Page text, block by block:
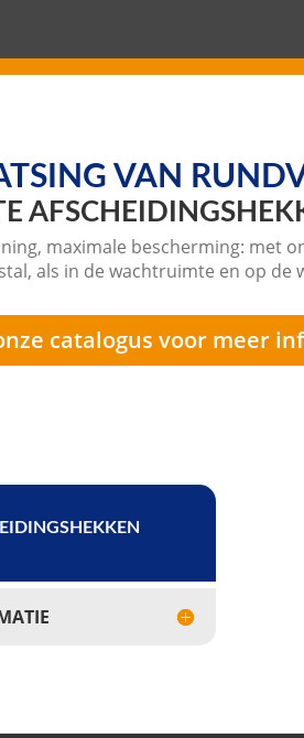
VAN
maximale bescherming: met
als in de wachtruimte en op de
catalogus voor meer